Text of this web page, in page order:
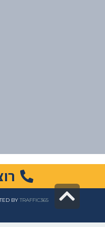
BYTRAFFIC365
גלילה
לראש